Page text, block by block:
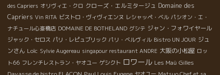
des Capriers オリヴィエ・クロ クローズ・エルミタージュ Domaine des
Capriers Vin RITA ビストロ・ヴィヴィエンヌ レシャッペ・ベル パシオン・エ・
ナチュール心斎橋店 DOMAINE DE BOTHELAND グシテ ジャン・フォワイヤール
ジャック・セロス パリ・レピュブリック パリ・ベルヴィル Bistro UN JOUR ジュ
ンさん Loïc Sylvie Augereau singapour restaurant ANDRE 大阪の小松屋 ロッ
ト66 フレンチレストラン・ヤオユー ゲシクト ロワール Les Maù Gilles